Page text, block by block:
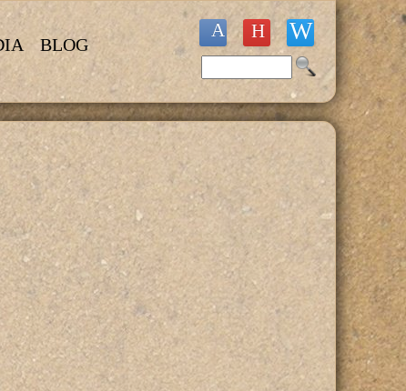
BLOG
Formulario de búsqueda